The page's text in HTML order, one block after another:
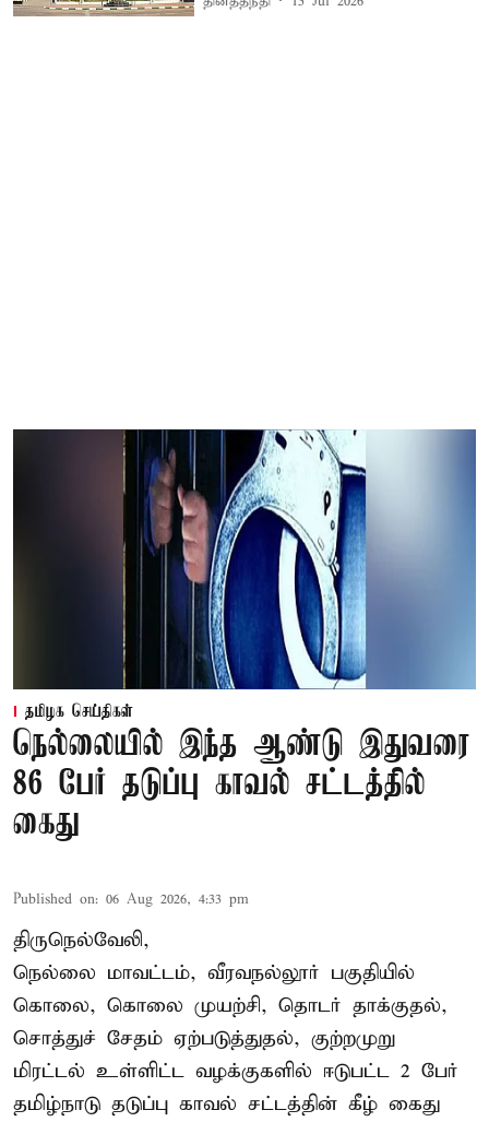
தமிழக செய்திகள்
நெல்லையில் இந்த ஆண்டு இதுவரை
86 பேர் தடுப்பு காவல் சட்டத்தில்
கைது
Published on: 06 Aug 2026, 4:33 pm
திருநெல்வேலி,
நெல்லை மாவட்டம், வீரவநல்லூர் பகுதியில்
கொலை, கொலை முயற்சி, தொடர் தாக்குதல்,
சொத்துச் சேதம் ஏற்படுத்துதல், குற்றமுறு
மிரட்டல் உள்ளிட்ட வழக்குகளில் ஈடுபட்ட 2 பேர்
தமிழ்நாடு தடுப்பு காவல் சட்டத்தின் கீழ் கைது